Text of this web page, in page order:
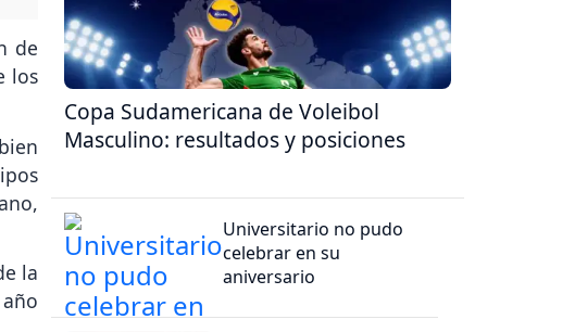
de
los
la
Copa Sudamericana de Voleibol
Masculino: resultados y posiciones
Universitario no pudo
celebrar en su
aniversario